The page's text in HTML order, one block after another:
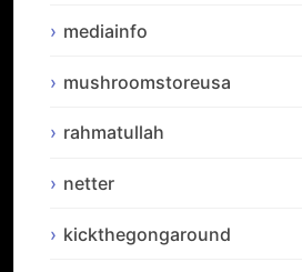
mediainfo
mushroomstoreusa
rahmatullah
netter
kickthegongaround